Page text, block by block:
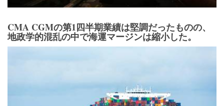
CMA CGMの第1四半期業績は堅調だったものの、
地政学的混乱の中で海運マージンは縮小した。